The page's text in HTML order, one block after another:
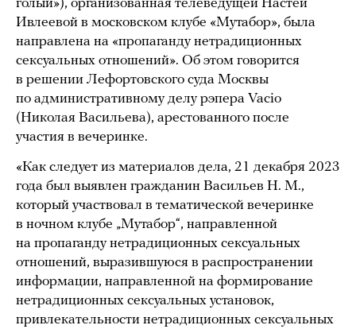
голый»), организованная телеведущей Настей
Ивлеевой в московском клубе «Мутабор», была
направлена на «пропаганду нетрадиционных
сексуальных отношений». Об этом говорится
в решении Лефортовского суда Москвы
по административному делу рэпера Vacio
(Николая Васильева), арестованного после
участия в вечеринке.
«Как следует из материалов дела, 21 декабря 2023
года был выявлен гражданин Васильев Н. М.,
который участвовал в тематической вечеринке
в ночном клубе „Мутабор“, направленной
на пропаганду нетрадиционных сексуальных
отношений, выразившуюся в распространении
информации, направленной на формирование
нетрадиционных сексуальных установок,
привлекательности нетрадиционных сексуальных